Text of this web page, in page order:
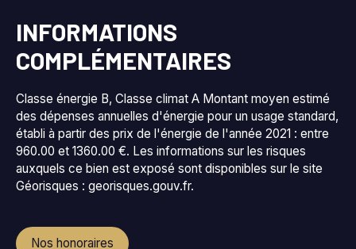
INFORMATIONS
COMPLÉMENTAIRES
Classe énergie B, Classe climat A Montant moyen estimé
des dépenses annuelles d'énergie pour un usage standard,
établi à partir des prix de l'énergie de l'année 2021 : entre
960.00 et 1360.00 €. Les informations sur les risques
auxquels ce bien est exposé sont disponibles sur le site
Géorisques : georisques.gouv.fr.
Nos honoraires